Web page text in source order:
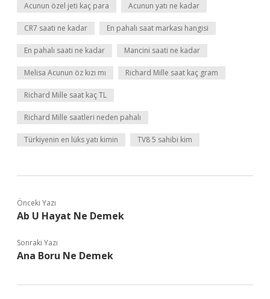
Acunun özel jeti kaç para Acunun yatı ne kadar
CR7 saati ne kadar En pahalı saat markası hangisi
En pahalı saati ne kadar Mancini saati ne kadar
Melisa Acunun öz kızı mı Richard Mille saat kaç gram
Richard Mille saat kaç TL
Richard Mille saatleri neden pahalı
Türkiyenin en lüks yatı kimin TV8 5 sahibi kim
Önceki Yazı
Ab U Hayat Ne Demek
Sonraki Yazı
Ana Boru Ne Demek